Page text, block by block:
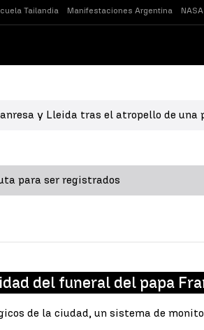
Tailandia Manifestaciones Argentina
y Lleida tras el atropello de una
para ser registrados
del funeral del papa
de la ciudad, un sistema de